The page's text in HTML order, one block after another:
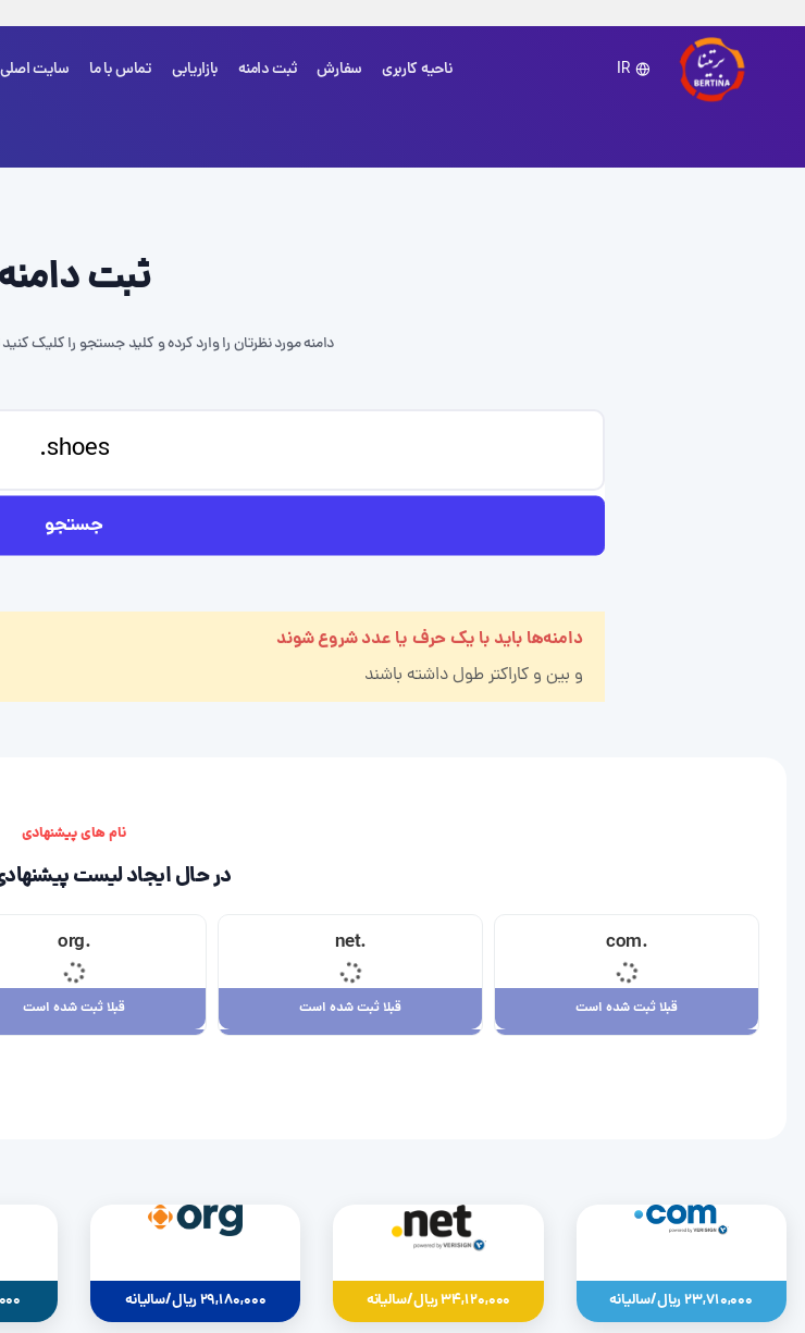
IR ناحیه کاربری سفارش ثبت دامنه بازاریابی تماس با ما سایت اصلی
ثبت
دامنه مورد نظرتان را وارد کرده و کلید جستجو را کلیک
جستجو
دامنه‌ها باید با یک حرف یا عدد شروع شوند
و بین وکاراکتر طول داشته باشند
نام های پیشنهادی
در حال ایجاد لیست
.com
قبلا ثبت شده است
.net
قبلا ثبت شده است
.org
قبلا ثبت شده است
23,710,000 ریال/سالیانه 34,120,000 ریال/سالیانه 29,180,000 ریال/سالیانه